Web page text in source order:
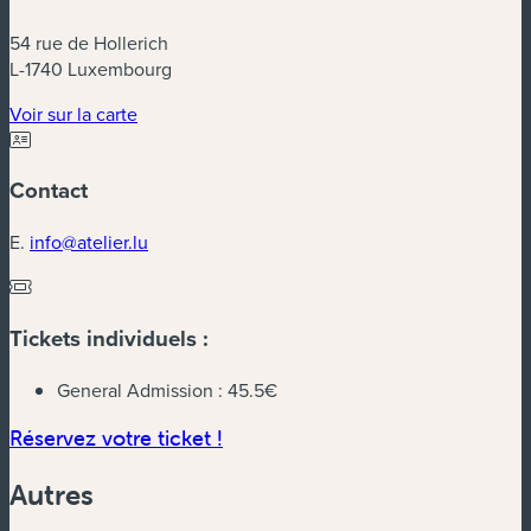
54 rue de Hollerich
L-1740 Luxembourg
Voir sur la carte(nouvelle fenêtre)
Contact
E. info@atelier.lu
Tickets individuels :
General Admission : 45.5€
Réservez votre ticket !
Autres